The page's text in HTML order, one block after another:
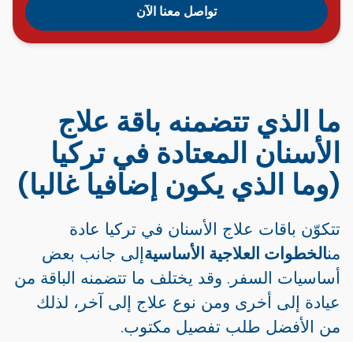
تواصل معنا الآن
ما الذي تتضمنه باقة علاج
الأسنان المعتادة في تركيا
(وما الذي يكون إضافيا غالبا)
تتكوّن باقات علاج الأسنان في تركيا عادة
منالخطوات العلاجية الأساسيةإلى جانب بعض
أساسيات السفر. وقد يختلف ما تتضمنه الباقة من
عيادة إلى أخرى ومن نوع علاج إلى آخر، لذلك
من الأفضل طلب تفصيل مكتوب.